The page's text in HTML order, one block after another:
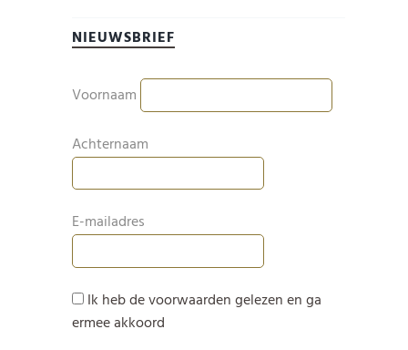
NIEUWSBRIEF
Voornaam
Achternaam
E-mailadres
Ik heb de voorwaarden gelezen en ga
ermee akkoord